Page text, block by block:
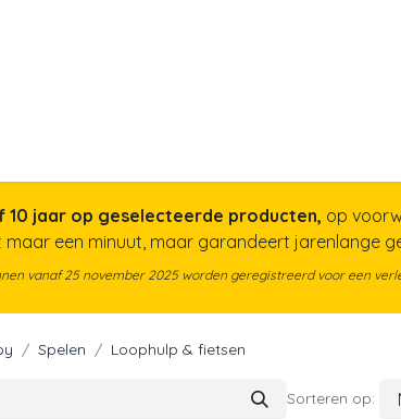
10 jaar op geselecteerde producten, op
een minuut, maar garandeert jarenlange
vanaf 25 november 2025 worden geregistreerd voor een
Spelen Loophulp & fietsen
Sorteren op: